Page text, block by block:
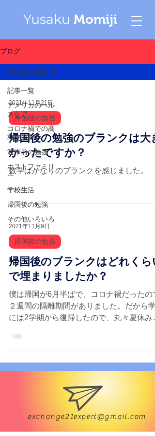
Yusaku Momiji
ブログ
記事一覧
アメリカのヘル
スケア
コロナ禍での高
校交換留学
渡米前の勉強
ホストファミリ
ー
学校生活
帰国後の勉強
その他いろいろ
帰国後の勉強
2021年11月21日
帰国後の勉強
帰国後の勉強のブランクは大
かったですか？
数学はかなりのブランクを感じました。
2021年11月9日
帰国後の勉強
帰国後のブランクはどれくら
で埋まりましたか？
僕は帰国が6月半ばで、コロナ禍だったの
２週間の隔離期間がありました。だから学
には2学期から復帰したので、丸々夏休み
GET IN TOUCH
We'd love to hear from you
exchange21expert@gmail.com